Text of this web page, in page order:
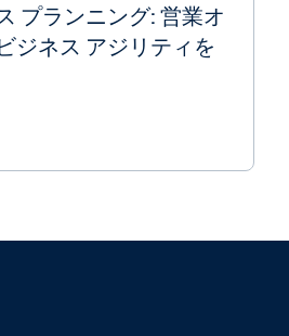
プランニング: 営業オ
ジネス アジリティを